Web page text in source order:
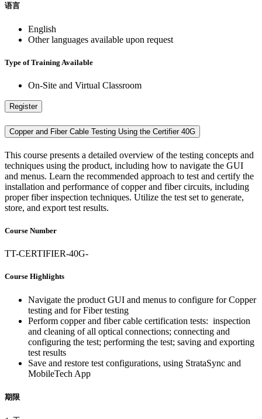
语言
English
Other languages available upon request
Type of Training Available
On-Site and Virtual Classroom
Register
Copper and Fiber Cable Testing Using the Certifier 40G
This course presents a detailed overview of the testing concepts and
techniques using the product, including how to navigate the GUI
and menus. Learn the recommended approach to test and certify the
installation and performance of copper and fiber circuits, including
proper fiber inspection techniques. Utilize the test set to generate,
store, and export test results.
Course Number
TT-CERTIFIER-40G-
Course Highlights
Navigate the product GUI and menus to configure for Copper
testing and for Fiber testing
Perform copper and fiber cable certification tests: inspection
and cleaning of all optical connections; connecting and
configuring the test; performing the test; saving and exporting
test results
Save and restore test configurations, using StrataSync and
MobileTech App
期限